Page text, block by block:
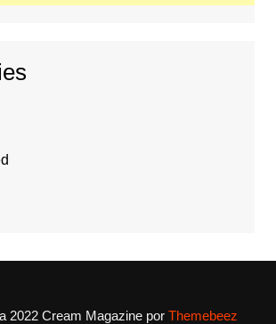
2022Cream Magazine por Themebeez